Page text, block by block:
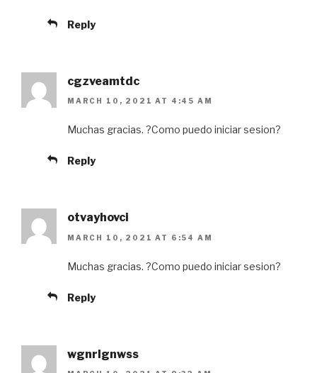
Reply
cgzveamtdc
MARCH 10, 2021 AT 4:45 AM
Muchas gracias. ?Como puedo iniciar sesion?
Reply
otvayhovci
MARCH 10, 2021 AT 6:54 AM
Muchas gracias. ?Como puedo iniciar sesion?
Reply
wgnrlgnwss